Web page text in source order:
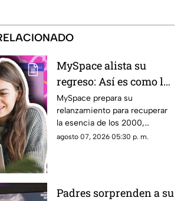
MySpace alista su
regreso: Así es como la
icónica red social
busca volver y revivir
la esencia de los años
2000
MySpace prepara su
relanzamiento para recuperar
la esencia de los 2000,
conectando a músicos y
agosto 07, 2026 05:30 p. m.
Padres sorprenden a su